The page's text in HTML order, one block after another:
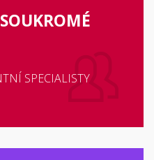
SPECIALISTY